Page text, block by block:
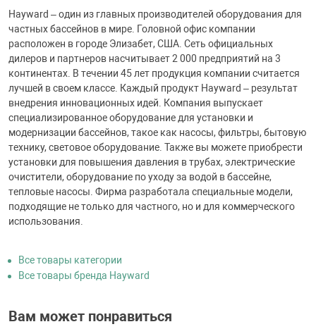
Hayward – один из главных производителей оборудования для
частных бассейнов в мире. Головной офис компании
расположен в городе Элизабет, США. Сеть официальных
дилеров и партнеров насчитывает 2 000 предприятий на 3
континентах. В течении 45 лет продукция компании считается
лучшей в своем классе. Каждый продукт Hayward – результат
внедрения инновационных идей. Компания выпускает
специализированное оборудование для установки и
модернизации бассейнов, такое как насосы, фильтры, бытовую
технику, световое оборудование. Также вы можете приобрести
установки для повышения давления в трубах, электрические
очистители, оборудование по уходу за водой в бассейне,
тепловые насосы. Фирма разработала специальные модели,
подходящие не только для частного, но и для коммерческого
использования.
Все товары категории
Все товары бренда Hayward
Вам может понравиться